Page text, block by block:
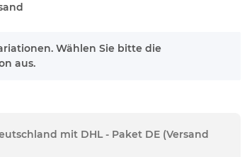
Wählen Sie bitte die
aus.
mit DHL - Paket DE (Versand